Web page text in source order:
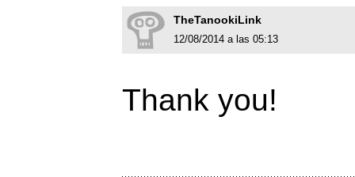
TheTanookiLink
12/08/2014 a las 05:13
Thank you!